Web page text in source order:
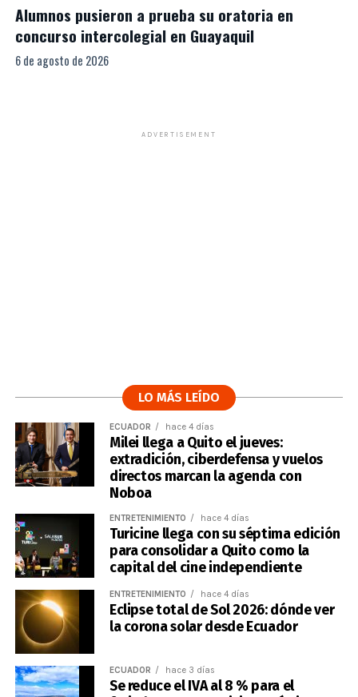
Alumnos pusieron a prueba su oratoria en
concurso intercolegial en Guayaquil
6 de agosto de 2026
ADVERTISEMENT
LO MÁS LEÍDO
ECUADOR hace 4 días
Milei llega a Quito el jueves:
extradición, ciberdefensa y vuelos
directos marcan la agenda con
Noboa
ENTRETENIMIENTO hace 4 días
Turicine llega con su séptima edición
para consolidar a Quito como la
capital del cine independiente
ENTRETENIMIENTO hace 4 días
Eclipse total de Sol 2026: dónde ver
la corona solar desde Ecuador
ECUADOR hace 3 días
Se reduce el IVA al 8 % para el